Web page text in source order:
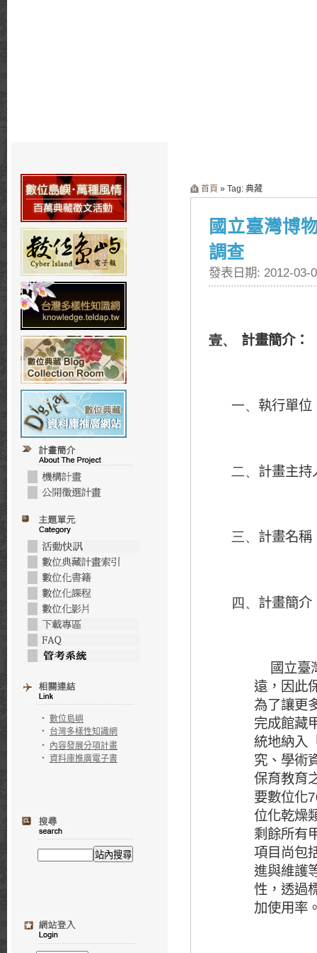
‧ 數位島嶼
‧ 台灣多樣性知識網
‧ 內容發展分項計畫
‧ 資料庫推廣電子書
首頁 » Tag: 典藏
國立臺灣博
調查
發表日期: 2012-03-
壹、 計畫簡介：
一、 執行單位
二、 計畫主
三、 計畫名
四、 計畫簡介
國立臺灣
遠，因此
為了讓更
完成館藏
統地納入
究、學術
保育教育
要數位化
位化乾燥
剩餘所有
項目尚包
進與維護
性，透過
加使用率